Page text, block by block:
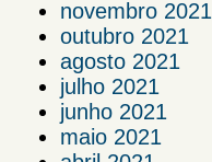
novembro 2021
outubro 2021
agosto 2021
julho 2021
junho 2021
maio 2021